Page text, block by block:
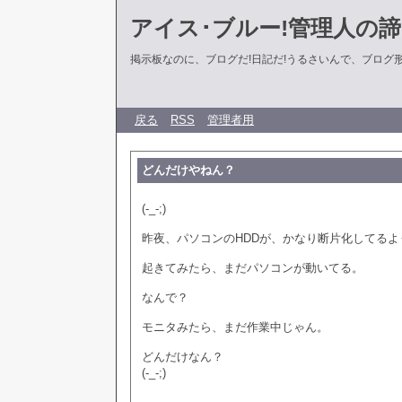
アイス･ブルー!管理人の
掲示板なのに、ブログだ!日記だ!うるさいんで、ブログ
戻る RSS 管理者用
どんだけやねん？
(-_-;)
昨夜、パソコンのHDDが、かなり断片化してる
起きてみたら、まだパソコンが動いてる。
なんで？
モニタみたら、まだ作業中じゃん。
どんだけなん？
(-_-;)